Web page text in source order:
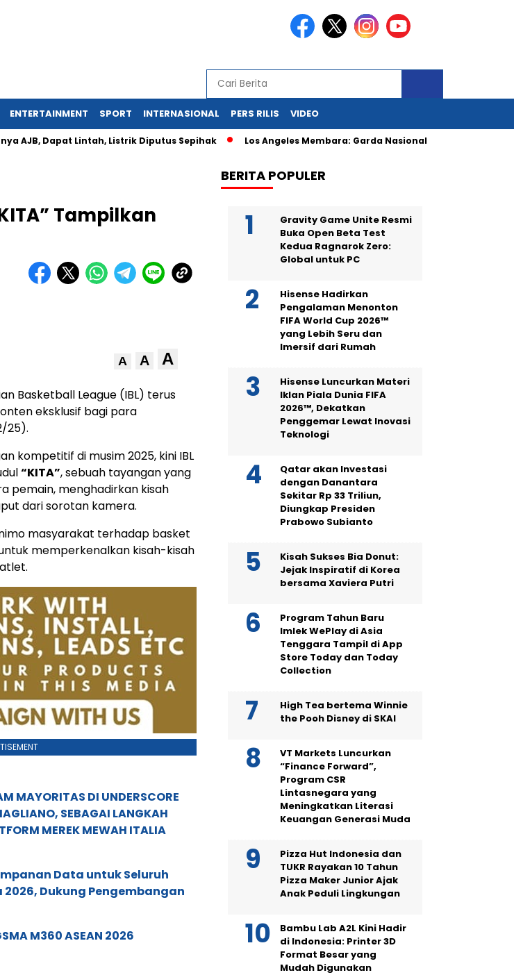
ENTERTAINMENT SPORT INTERNASIONAL PERS RILIS VIDEO
Dapat Lintah, Listrik Diputus Sepihak Los Angeles Membara: Garda Nasional Kepung Demonstran
Tampilkan
A A A
Basketball League (IBL) terus
eksklusif bagi para
25).
kompetitif di musim 2025, kini IBL
“KITA”, sebuah tayangan yang
pemain, menghadirkan kisah
dari sorotan kamera.
masyarakat terhadap basket
memperkenalkan kisah-kisah
MAYORITAS DI UNDERSCORE
SEBAGAI LANGKAH
MEREK MEWAH ITALIA
Data untuk Seluruh
Dukung Pengembangan
M360 ASEAN 2026
BERITA POPULER
Gravity Game Unite Resmi
Buka Open Beta Test
Kedua Ragnarok Zero:
Global untuk PC
Hisense Hadirkan
Pengalaman Menonton
FIFA World Cup 2026™
yang Lebih Seru dan
Imersif dari Rumah
Hisense Luncurkan Materi
Iklan Piala Dunia FIFA
2026™, Dekatkan
Penggemar Lewat Inovasi
Teknologi
Qatar akan Investasi
dengan Danantara
Sekitar Rp 33 Triliun,
Diungkap Presiden
Prabowo Subianto
Kisah Sukses Bia Donut:
Jejak Inspiratif di Korea
bersama Xaviera Putri
Program Tahun Baru
Imlek WePlay di Asia
Tenggara Tampil di App
Store Today dan Today
Collection
High Tea bertema Winnie
the Pooh Disney di SKAI
VT Markets Luncurkan
“Finance Forward”,
Program CSR
Lintasnegara yang
Meningkatkan Literasi
Keuangan Generasi Muda
Pizza Hut Indonesia dan
TUKR Rayakan 10 Tahun
Pizza Maker Junior Ajak
Anak Peduli Lingkungan
Bambu Lab A2L Kini Hadir
di Indonesia: Printer 3D
Format Besar yang
Mudah Digunakan